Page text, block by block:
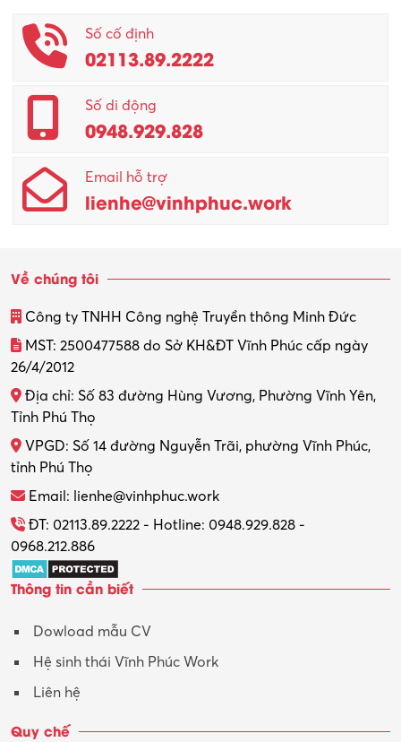
Số cố định
02113.89.2222
Số di động
0948.929.828
Email hỗ trợ
lienhe@vinhphuc.work
Về chúng tôi
Công ty TNHH Công nghệ Truyền thông Minh Đức
MST: 2500477588 do Sở KH&ĐT Vĩnh Phúc cấp ngày
26/4/2012
Địa chỉ: Số 83 đường Hùng Vương, Phường Vĩnh Yên,
Tỉnh Phú Thọ
VPGD: Số 14 đường Nguyễn Trãi, phường Vĩnh Phúc,
tỉnh Phú Thọ
Email: lienhe@vinhphuc.work
ĐT: 02113.89.2222 - Hotline: 0948.929.828 -
0968.212.886
Thông tin cần biết
Dowload mẫu CV
Hệ sinh thái Vĩnh Phúc Work
Liên hệ
Quy chế